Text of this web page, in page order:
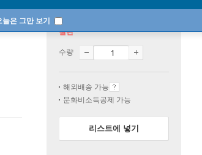
늘은 그만 보기
절판
수량
해외배송 가능
문화비소득공제 가능
리스트에 넣기